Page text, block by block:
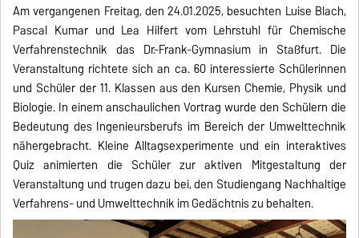
Am vergangenen Freitag, den 24.01.2025, besuchten Luise Blach,
Pascal Kumar und Lea Hilfert vom Lehrstuhl für Chemische
Verfahrenstechnik das Dr.-Frank-Gymnasium in Staßfurt. Die
Veranstaltung richtete sich an ca. 60 interessierte Schülerinnen
und Schüler der 11. Klassen aus den Kursen Chemie, Physik und
Biologie. In einem anschaulichen Vortrag wurde den Schülern die
Bedeutung des Ingenieursberufs im Bereich der Umwelttechnik
nähergebracht. Kleine Alltagsexperimente und ein interaktives
Quiz animierten die Schüler zur aktiven Mitgestaltung der
Veranstaltung und trugen dazu bei, den Studiengang Nachhaltige
Verfahrens- und Umwelttechnik im Gedächtnis zu behalten.